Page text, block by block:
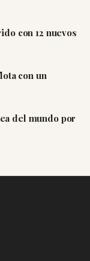
con 12 nuevos
con un
del mundo por